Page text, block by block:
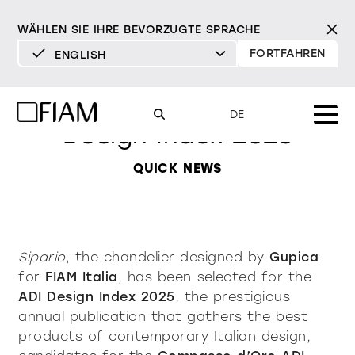
WÄHLEN SIE IHRE BEVORZUGTE SPRACHE
ENGLISH
ENGLISH
FORTFAHREN
DE
Pure
INCISIVE SOFT
Modern
INCISIVE SOFT
Sophisticated
INCISIVE SOFT
sideboards
bibliotheken und
systeme
alle Produkte
Materialverzeichnis
Milano Design Week 2026
Spiegel
TV-Spiegel
Design
händler
Sipario by Gupica in the ADI
Design Index 2025
QUICK NEWS
Sipario, the chandelier designed by Gupica
for FIAM Italia , has been selected for the
ADI Design Index 2025, the prestigious
annual publication that gathers the best
products of contemporary Italian design,